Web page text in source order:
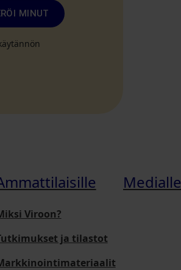
MINUT
Viroon?
ja tilastot
Medialle